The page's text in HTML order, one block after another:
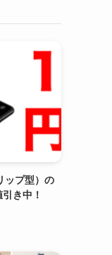
ップ型）の
き中！